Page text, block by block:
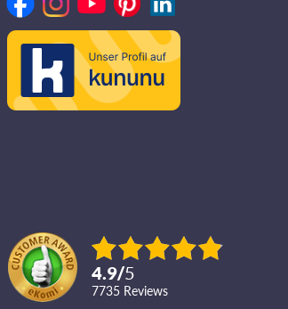
4.9/5
7735 reviews